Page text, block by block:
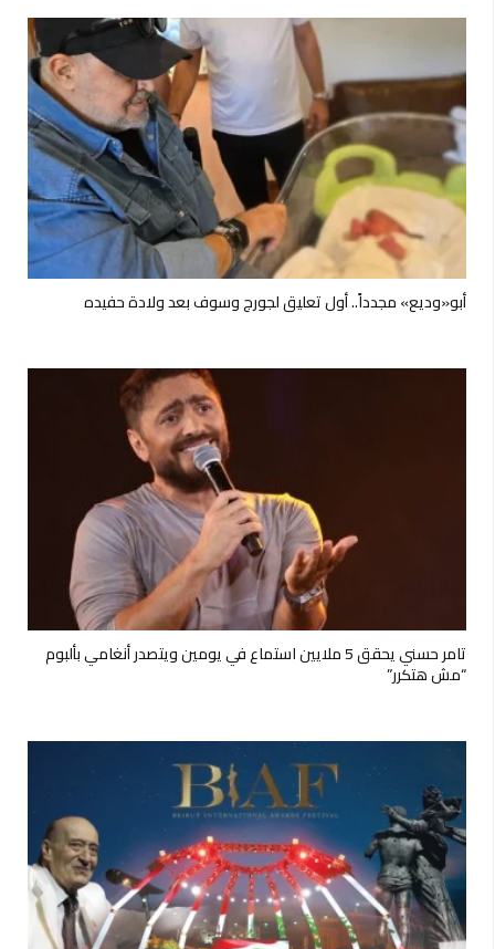
أبو«وديع» مجدداً.. أول تعليق لجورج وسوف بعد ولادة حفيده
تامر حسني يحقق 5 ملايين استماع في يومين ويتصدر أنغامي بألبوم
“مش هتكرر”